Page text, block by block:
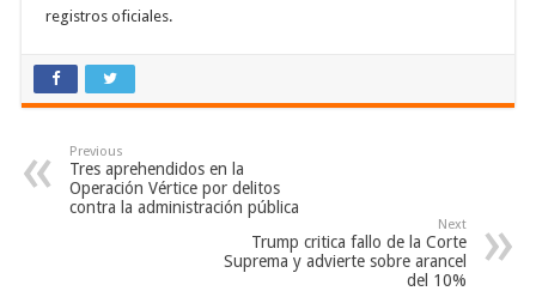
registros oficiales.
Previous
Tres aprehendidos en la
Operación Vértice por delitos
contra la administración pública
Next
Trump critica fallo de la Corte
Suprema y advierte sobre arancel
del 10%